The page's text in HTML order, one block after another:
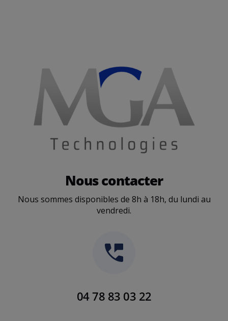
Nous contacter
Nous sommes disponibles de 8h à 18h, du lundi au
vendredi.
04 78 83 03 22